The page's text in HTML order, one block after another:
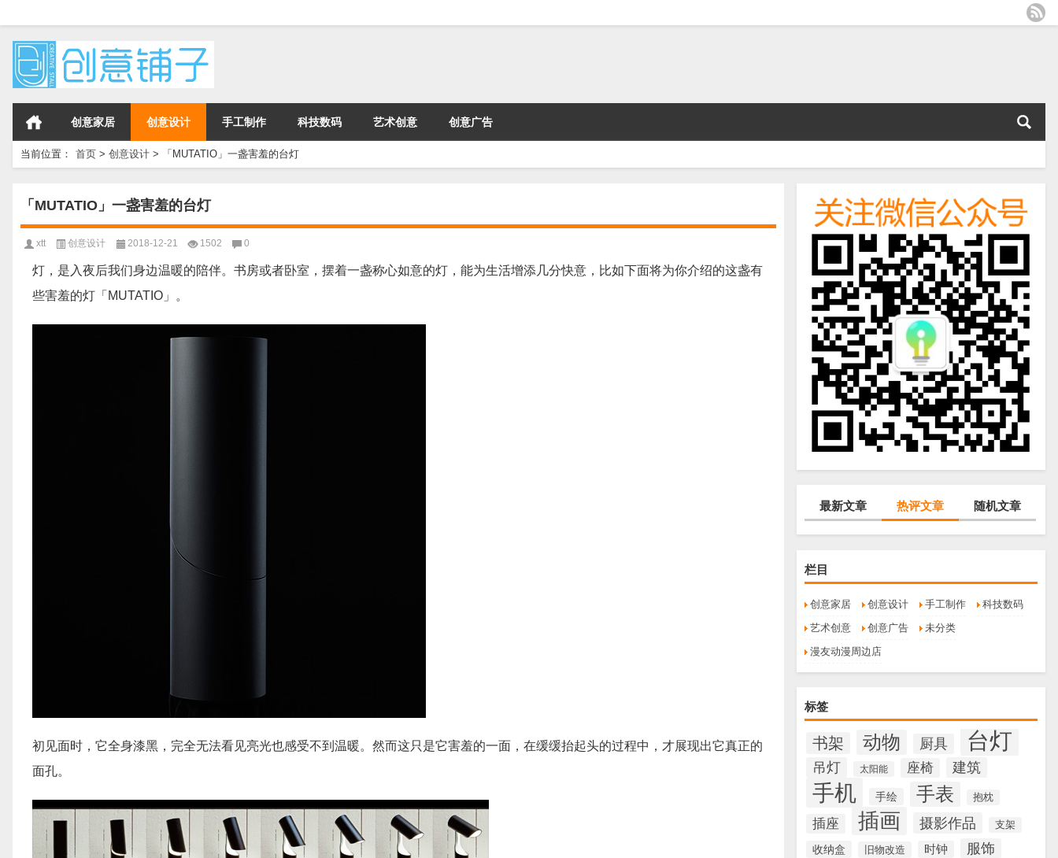
创意家居 创意设计 手工制作 科技数码 艺术创意 创意广告
当前位置： 首页 > 创意设计 > 「MUTATIO」一盏害羞的台灯
最新文章 热评文章 随机文章
栏目
创意家居 创意设计 手工制作
科技数码
艺术创意
创意广告
未分类
漫友动漫周边店
标签
书架 动物 厨具 台灯
吊灯 太阳能 座椅 建筑
手机 手绘 手表 抱枕
插座 插画 摄影作品 支架
收纳盒 旧物改造 时钟 服饰
「MUTATIO」一盏害羞的台灯
xtt 创意设计 2018-12-21 1502 0
灯，是入夜后我们身边温暖的陪伴。书房或者卧室，摆着一盏称心如意的灯，能为生活增添几分快意，比如下面将为你介绍的这盏有
些害羞的灯「MUTATIO」。
初见面时，它全身漆黑，完全无法看见亮光也感受不到温暖。然而这只是它害羞的一面，在缓缓抬起头的过程中，才展现出它真正的
面孔。